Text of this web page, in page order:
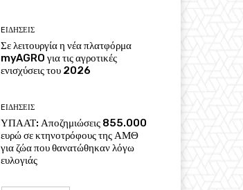
EΙΔΗΣΕΙΣ
Σε λειτουργία η νέα πλατφόρμα
myAGRO για τις αγροτικές
ενισχύσεις του 2026
EΙΔΗΣΕΙΣ
ΥΠΑΑΤ: Αποζημιώσεις 855.000
ευρώ σε κτηνοτρόφους της ΑΜΘ
για ζώα που θανατώθηκαν λόγω
ευλογιάς